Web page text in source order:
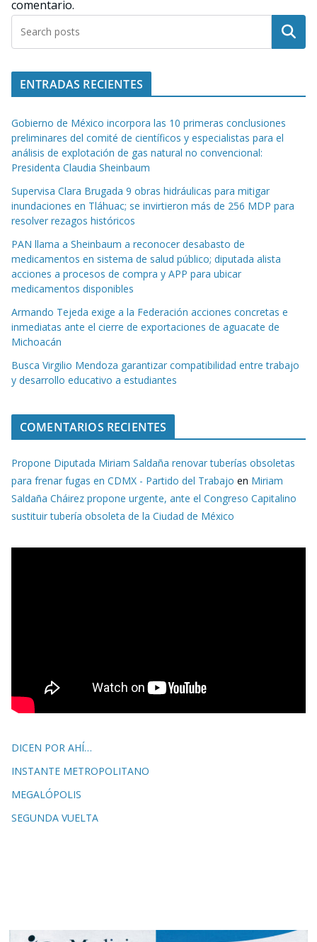
comentario.
Buscar
ENTRADAS RECIENTES
Gobierno de México incorpora las 10 primeras conclusiones
preliminares del comité de científicos y especialistas para el
análisis de explotación de gas natural no convencional:
Presidenta Claudia Sheinbaum
Supervisa Clara Brugada 9 obras hidráulicas para mitigar
inundaciones en Tláhuac; se invirtieron más de 256 MDP para
resolver rezagos históricos
PAN llama a Sheinbaum a reconocer desabasto de
medicamentos en sistema de salud público; diputada alista
acciones a procesos de compra y APP para ubicar
medicamentos disponibles
Armando Tejeda exige a la Federación acciones concretas e
inmediatas ante el cierre de exportaciones de aguacate de
Michoacán
Busca Virgilio Mendoza garantizar compatibilidad entre trabajo
y desarrollo educativo a estudiantes
COMENTARIOS RECIENTES
Propone Diputada Miriam Saldaña renovar tuberías obsoletas
para frenar fugas en CDMX - Partido del Trabajo en Miriam
Saldaña Cháirez propone urgente, ante el Congreso Capitalino
sustituir tubería obsoleta de la Ciudad de México
DICEN POR AHÍ…
INSTANTE METROPOLITANO
MEGALÓPOLIS
SEGUNDA VUELTA